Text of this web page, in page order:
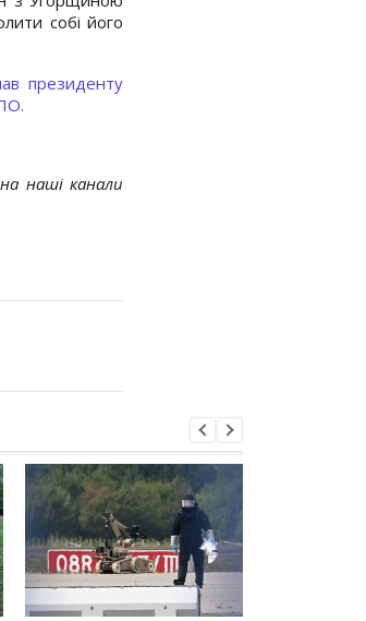
собі його
президенту
наші канали